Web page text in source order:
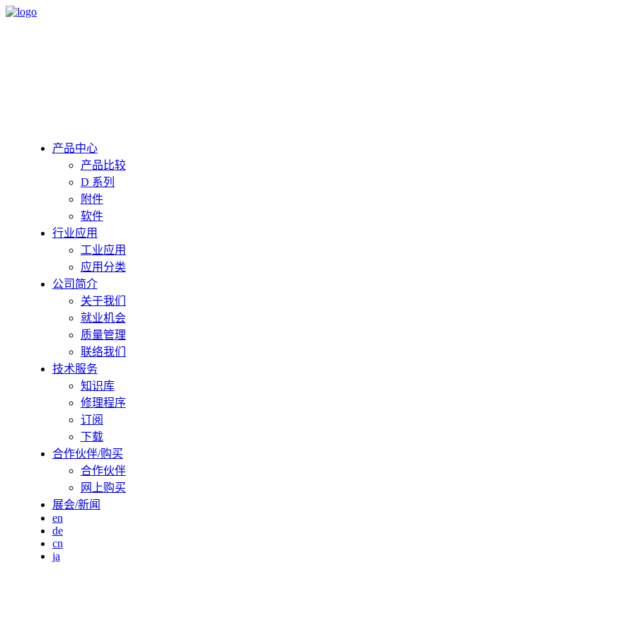
产品中心
产品比较
D 系列
附件
软件
行业应用
工业应用
应用分类
公司简介
关于我们
就业机会
质量管理
联络我们
技术服务
知识库
修理程序
订阅
下载
合作伙伴/购买
合作伙伴
网上购买
展会/新闻
en
de
cn
ja